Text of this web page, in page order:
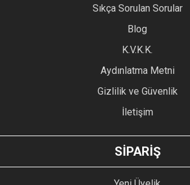
Ürün açıklamasında eksik bilgiler bulunuyor.
Ürün bilgilerinde hatalar bulunuyor.
Ürün fiyatı diğer sitelerden daha pahalı.
GÖNDER
Sıkça Sorulan Sorular
Blog
K.V.K.K.
Aydınlatma Metni
Gizlilik ve Güvenlik
İletişim
SİPARİŞ